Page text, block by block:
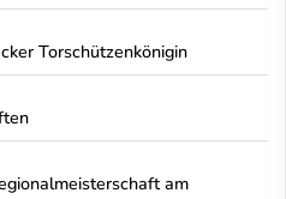
Torschützenkönigin
am